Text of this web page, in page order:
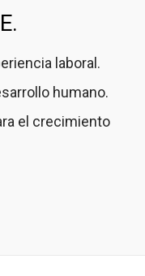
laboral.
humano.
el crecimiento